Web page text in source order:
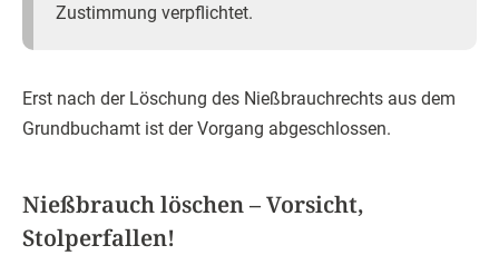
Zustimmung verpflichtet.
Erst nach der Löschung des Nießbrauchrechts aus dem
Grundbuchamt ist der Vorgang abgeschlossen.
Nießbrauch löschen – Vorsicht,
Stolperfallen!